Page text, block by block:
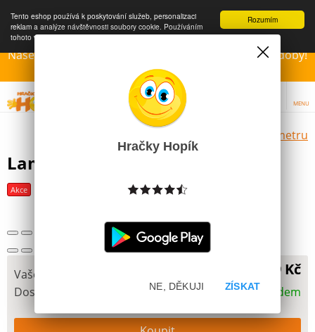
Rozumím
Tento eshop používá k poskytování služeb, personalizaci
reklam a analýze návštěvnosti soubory cookie. Používáním
tohoto webu s tím souhlasíte.Více informací
Naše Prodejny – Otevřeny dle otvírací prázdninové doby!
Přejeme krásné léto!!!
MENU
Výběr hraček dle zvoleného parametru
Lamaze Spojovací Housenka
Akce Další obrázky
Vaše cena 299 Kč
Dostupnost Skladem
Hračky Hopík
ZÍSKAT
NE, DĚKUJI